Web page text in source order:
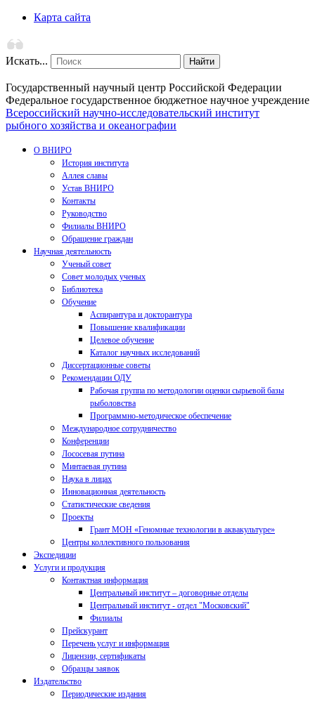
Карта сайта
Искать... Найти
Государственный научный центр Российской Федерации
Федеральное государственное бюджетное научное учреждение
Всероссийский научно-исследовательский институт
рыбного хозяйства и океанографии
О ВНИРО
История института
Аллея славы
Устав ВНИРО
Контакты
Руководство
Филиалы ВНИРО
Обращение граждан
Научная деятельность
Ученый совет
Совет молодых ученых
Библиотека
Обучение
Аспирантура и докторантура
Повышение квалификации
Целевое обучение
Каталог научных исследований
Диссертационные советы
Рекомендации ОДУ
Рабочая группа по методологии оценки сырьевой базы
рыболовства
Программно-методическое обеспечение
Международное сотрудничество
Конференции
Лососевая путина
Минтаевая путина
Наука в лицах
Инновационная деятельность
Статистические сведения
Проекты
Грант МОН «Геномные технологии в аквакультуре»
Центры коллективного пользования
Экспедиции
Услуги и продукция
Контактная информация
Центральный институт – договорные отделы
Центральный институт - отдел "Московский"
Филиалы
Прейскурант
Перечень услуг и информация
Лицензии, сертификаты
Образцы заявок
Издательство
Периодические издания